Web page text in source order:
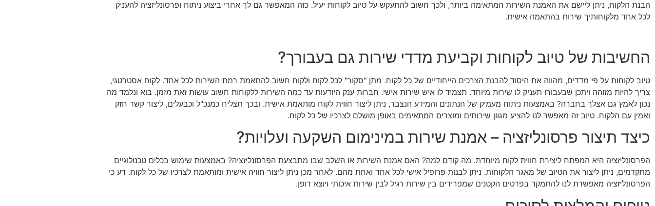
הבנת הלקוח, ניתן ליישם את האמנת השירות המתאימה ביותר, ולכך חשוב להתעקש על טיוב לקוחות יעיל. כזה המאפשר גם לך אחרי ביצוע ניתוח ופרסונליזציה להעניק
לכל אחד מלקוחותיך שירות בהתאמה אישית.
החשיבות של טיוב לקוחות וקביעת מדדי שירות גם בעבורך?
טיוב לקוחות על פי מדדים, מהווה את היסוד להבנת הצרכים הייחודיים של כל לקוח. מתן "סקור" לכל לקוח ולקוח חשוב להתאמת רמת השירות לכל אחד. לקוח אסטרטגי,
צריך להיות מזוהה ויתכן שבעבורו תעניק לו שירות מיוחד. תצמיד לו איש שירות אישי. חברות ענק היודעות עד כמה השירות ללקוחות חשוב עושות זאת מזמן. בוא ונלמד מה
נכון לאמץ גם אצלך בחברה? באמצעות ניתוח מעמיק של הנתונים והמידע הנצבר, ניתן ליצור חווית לקוח מותאמת אישית. ובכך תצליח כמנכ"ל וכבעלים, ליצור קשר חזק
ואמין עם הלקוח. טיוב זה מאפשר לנו להציע מגוון שירותים ומוצרים המתאימים באופן מושלם לצרכיו של כל לקוח.
כיצד תיצור פרסונליזציה – אמנת שירות במינימום השקעה ועלויות?
הפרסונליזציה היא המפתח ליצירת חווית לקוח מיוחדת. מה קודם למה? האם אמנת השירות או השלב שבו מתבצעת הפרסונליזציה? באמצעות שימוש בכלים טכנולוגיים
מתקדמים, ניתן ליצור את הטיוב של מאגר הלקוחות. ניתן לבנות פרופיל אישי לכל אחד ואחת מהם. לאחר מכן ניתן ליצור חוויה אישית ומותאמת לצרכיו של כל לקוח. דע כי
הפרסונליזציה מאפשרת לנו להתמקד בפרטים הקטנים שמפרידים בין שירות רגיל לבין שירות איכותי ויוצא דופן.